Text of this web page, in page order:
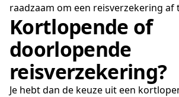
raadzaam om een reisverzekering af
Kortlopende of
doorlopende
reisverzekering?
Je hebt dan de keuze uit een